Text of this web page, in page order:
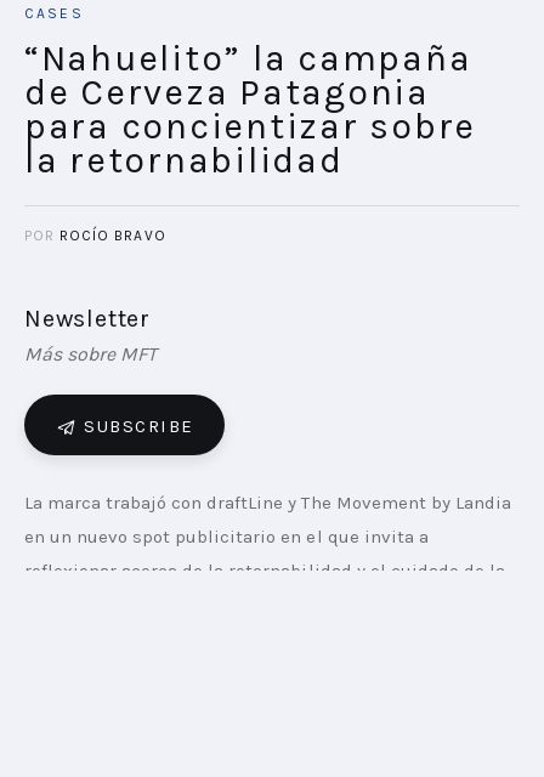
CASES
“Nahuelito” la campaña
de Cerveza Patagonia
para concientizar sobre
la retornabilidad
POR ROCÍO BRAVO
Newsletter
Más sobre MFT
SUBSCRIBE
La marca trabajó con draftLine y The Movement by Landia
en un nuevo spot publicitario en el que invita a
reflexionar acerca de la retornabilidad y el cuidado de la